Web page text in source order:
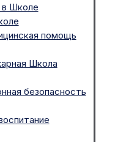
Школе
помощь
Школа
безопасность